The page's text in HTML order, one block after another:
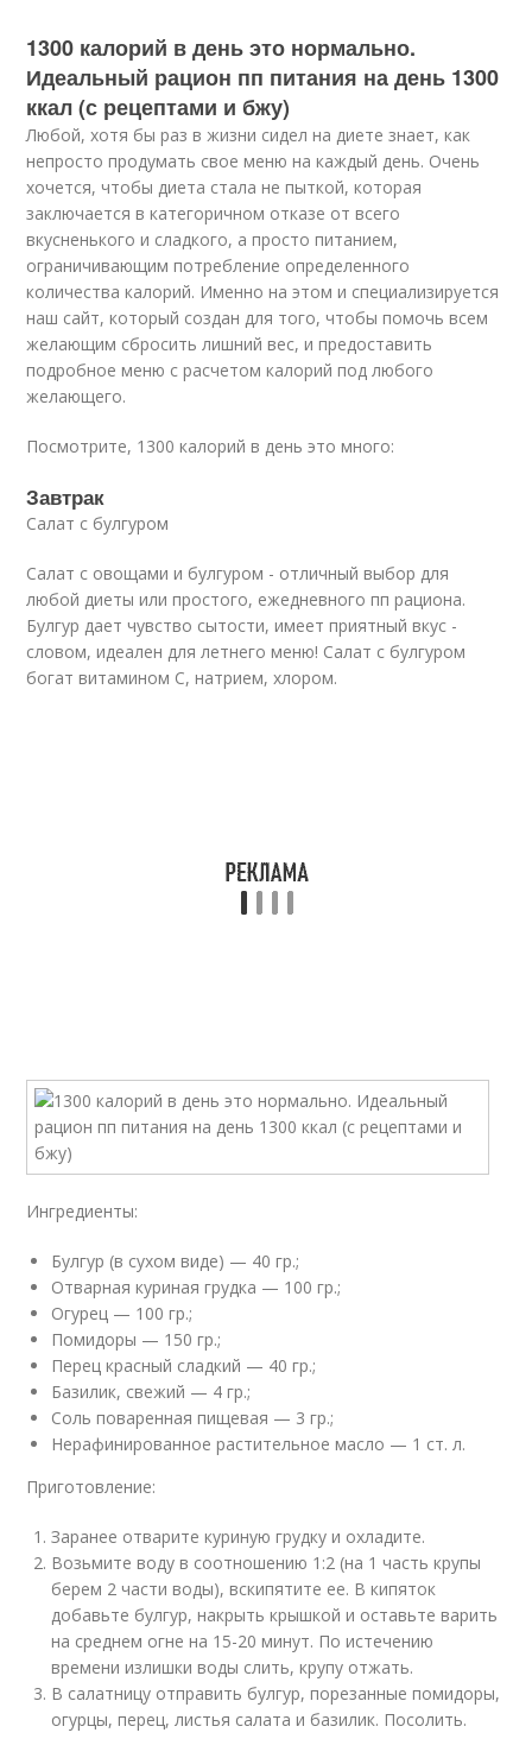
1300 калорий в день это нормально.
Идеальный рацион пп питания на день 1300
ккал (с рецептами и бжу)
Любой, хотя бы раз в жизни сидел на диете знает, как
непросто продумать свое меню на каждый день. Очень
хочется, чтобы диета стала не пыткой, которая
заключается в категоричном отказе от всего
вкусненького и сладкого, а просто питанием,
ограничивающим потребление определенного
количества калорий. Именно на этом и специализируется
наш сайт, который создан для того, чтобы помочь всем
желающим сбросить лишний вес, и предоставить
подробное меню с расчетом калорий под любого
желающего.
Посмотрите, 1300 калорий в день это много:
Завтрак
Салат с булгуром
Салат с овощами и булгуром - отличный выбор для
любой диеты или простого, ежедневного пп рациона.
Булгур дает чувство сытости, имеет приятный вкус -
словом, идеален для летнего меню! Салат с булгуром
богат витамином C, натрием, хлором.
Ингредиенты:
Булгур (в сухом виде) — 40 гр.;
Отварная куриная грудка — 100 гр.;
Огурец — 100 гр.;
Помидоры — 150 гр.;
Перец красный сладкий — 40 гр.;
Базилик, свежий — 4 гр.;
Соль поваренная пищевая — 3 гр.;
Нерафинированное растительное масло — 1 ст. л.
Приготовление:
Заранее отварите куриную грудку и охладите.
Возьмите воду в соотношению 1:2 (на 1 часть крупы
берем 2 части воды), вскипятите ее. В кипяток
добавьте булгур, накрыть крышкой и оставьте варить
на среднем огне на 15-20 минут. По истечению
времени излишки воды слить, крупу отжать.
В салатницу отправить булгур, порезанные помидоры,
огурцы, перец, листья салата и базилик. Посолить.